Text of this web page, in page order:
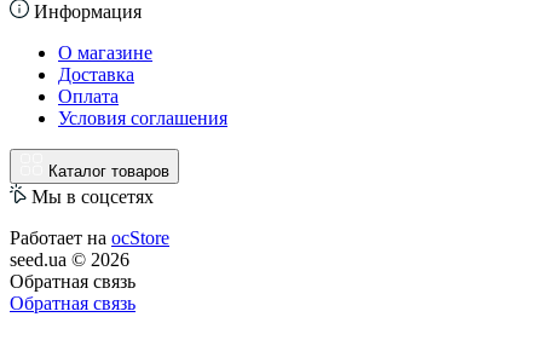
Информация
О магазине
Доставка
Оплата
Условия соглашения
Каталог товаров
Мы в соцсетях
Работает на ocStore
seed.ua © 2026
Обратная связь
Обратная связь